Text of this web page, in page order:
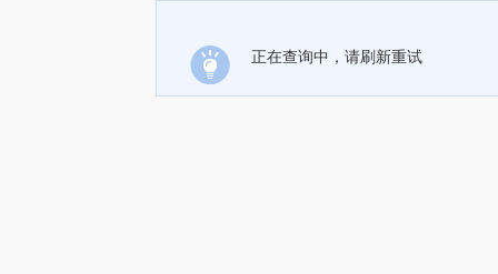
正在查询中，请刷新重试